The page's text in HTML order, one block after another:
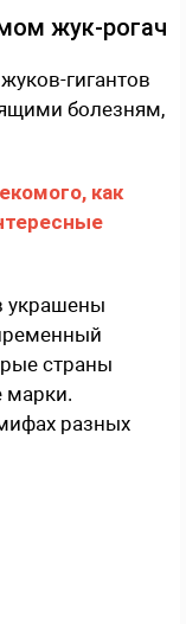
жук-рогач
гигантов
болезням,
украшены
страны
марки.
разных